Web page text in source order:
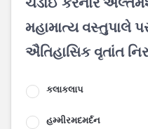
મહામાત્ય વસ્તુપાલે
ઐતિહાસિક વૃતાંત
કલાકલાપ
હમ્મીરમદમર્દન